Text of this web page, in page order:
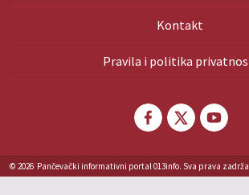
Kontakt
Pravila i politika
© 2026 Pančevački informativni portal 013info. Sva prava